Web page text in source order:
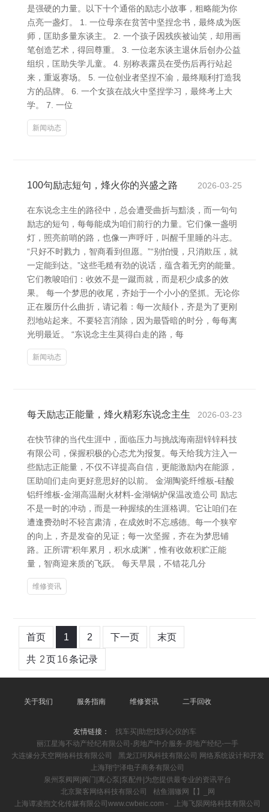
是强硬的力量。以下十个通俗的励志小故事，粗略能为你
点亮一盏灯。 1. 一位母亲在贫苦中坚捏念书，最终成为医
师，匡助多量东谈主。 2. 一个孩子因残疾被讪笑，却用画
笔创造艺术，得回尊重。 3. 一位老东谈主退休后创办公益
组织，匡助失学儿童。 4. 别称表露员在受伤后再行站起
来，重返赛场。 5. 一位创业者坚捏不渝，最终顺利打造我
方的品牌。 6. 一个女孩在战火中坚捏学习，最终考上大
学。 7. 一位
新闻动态
100句励志短句，烽火你的兴盛之路 2026-03-25
在东说念主生的路径中，总会遭受曲折与黯淡，而一句句
励志的短句，每每能成为咱们前行的力量。它们像一盏明
灯，照亮前哨的路，也像一声呼吁，叫醒千里睡的斗志。
“只好不时戮力，智商看到但愿。”“别怕慢，只消欺压，就
一定能到达。”这些毛糙有劲的说话，蕴含着无穷的能量。
它们教唆咱们：收效不是一蹴而就，而是积少成多的效
果。 每一个梦思的收尾，齐始于一个小小的坚抓。无论你
正在履历什么曲折，请记着：每一次颠仆，齐是为了更刚
烈地站起来。不要轻言消除，因为最昏暗的时分，每每离
光明最近。 “东说念主生莫得白走的路，每
新闻动态
每天励志正能量，烽火精彩东说念主生 2026-03-23
在快节律的当代生涯中，面临压力与挑战海南甜锌锌科技
有限公司，保握积极的心态尤为报复。每天给我方注入一
些励志正能量，不仅不详提高自信，更能激励内在能源，
匡助咱们走向更好意思好的以前。 金湖陶瓷纤维板-硅酸
铝纤维板-金湖高温耐火材料-金湖锅炉保温改造公司 励志
不是一时的冲动，而是一种握续的生涯格调。它让咱们在
遭逢费劲时不轻言肃清，在成效时不忘感德。每一个狭窄
的向上，齐是发奋的见证；每一次坚握，齐在为梦思铺
路。正所谓“积年累月，积水成渊”，惟有收敛积贮正能
量，智商迎来质的飞跃。 每天早晨，不错花几分
维修资讯
首页 1 2 下一页 末页
共 2页16条记录
关于我们 服务指南 维修资讯 二手回收
友情链接：
找车买|助您找到心仪的车
丽江星海不动产经纪有限公司-房地产中介服务-房地产经纪-一手
大连缘分天空网络科技有限公司
黑龙江珂风科技有限公司 网络系统设计和开发
上海翔宁泽电子商务有限公司
泉州泵阀网|阀门|离心泵|泵配件|为您提供最专业的资讯平台
北京聚客网络科技有限公司
枯鱼涸辙网【】_网
上海谭凌煦文化传媒有限公司www.cwbeic.com -
上海飞陨网络科技有限公司